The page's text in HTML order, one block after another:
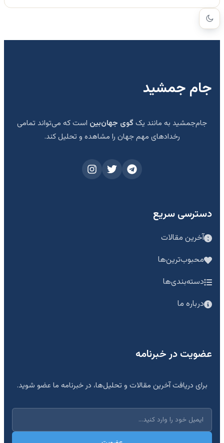
جام جمشید
جام‌جمشید به مانند یک گوی جهان‌بین است که می‌تواند تمامی
رخدادهای مهم جهان را مشاهده و تحلیل کند.
دسترسی سریع
آخرین مقالات
محبوب‌ترین‌ها
دسته‌بندی‌ها
درباره ما
عضویت در خبرنامه
برای دریافت آخرین مقالات و تحلیل‌ها، در خبرنامه ما عضو شوید.